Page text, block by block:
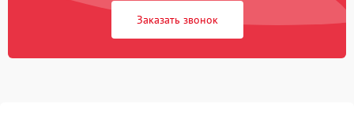
1500 ₽ Подробнее →
Не подает пар 1800 ₽ Подробнее →
Заказать звонок